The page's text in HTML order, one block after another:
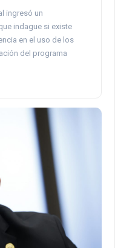
ingresó un
indague si existe
en el uso de los
del programa